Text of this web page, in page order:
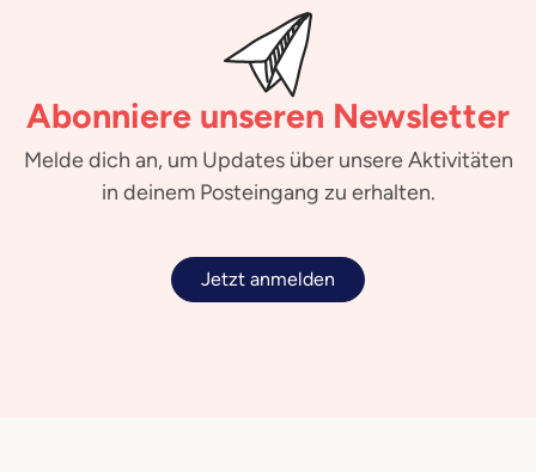
Abonniere unseren Newsletter
Melde dich an, um Updates über unsere Aktivitäten
in deinem Posteingang zu erhalten.
Jetzt anmelden